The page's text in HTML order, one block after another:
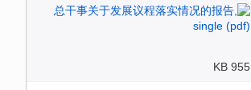
955 KB